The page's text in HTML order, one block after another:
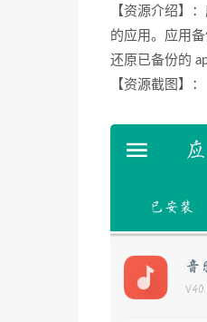
【资源介绍】
的应用。应用
还原已备份的
【资源截图】：